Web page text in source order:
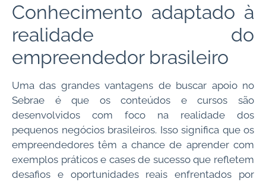
Conhecimento adaptado à
realidade do
empreendedor brasileiro
Uma das grandes vantagens de buscar apoio no
Sebrae é que os conteúdos e cursos são
desenvolvidos com foco na realidade dos
pequenos negócios brasileiros. Isso significa que os
empreendedores têm a chance de aprender com
exemplos práticos e cases de sucesso que refletem
desafios e oportunidades reais enfrentados por